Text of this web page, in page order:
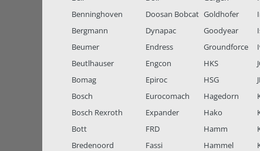
Benninghoven
Bergmann
Beumer
Beutlhauser
Bomag
Bosch
Bosch Rexroth
Bott
Bredenoord
Doosan Bobcat
Dynapac
Endress
Engcon
Epiroc
Eurocomach
Expander
FRD
Fassi
Goldhofer
Goodyear
Groundforce
HKS
HSG
Hagedorn
Hako
Hamm
Hammel